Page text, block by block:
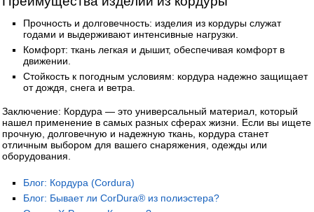
Прочность и долговечность: изделия из кордуры служат
годами и выдерживают интенсивные нагрузки.
Комфорт: ткань легкая и дышит, обеспечивая комфорт в
движении.
Стойкость к погодным условиям: кордура надежно защищает
от дождя, снега и ветра.
Заключение: Кордура — это универсальный материал, который
нашел применение в самых разных сферах жизни. Если вы ищете
прочную, долговечную и надежную ткань, кордура станет
отличным выбором для вашего снаряжения, одежды или
оборудования.
Блог: Кордура (Cordura)
Блог: Бывает ли CorDura® из полиэстера?